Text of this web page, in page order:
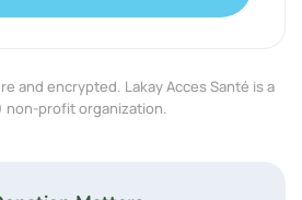
and encrypted. Lakay Acces Santé is a
non-profit organization.